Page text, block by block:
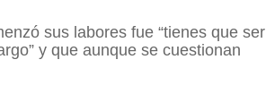
sus labores fue “tienes que ser
y que aunque se cuestionan